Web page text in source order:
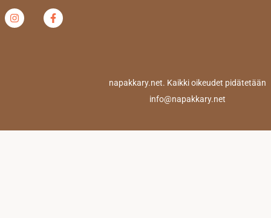
napakkary.net. Kaikki oikeudet pidätetään
info@napakkary.net